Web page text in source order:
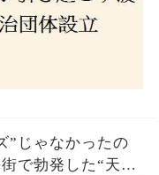
”じゃなかったの
で勃発した“天井